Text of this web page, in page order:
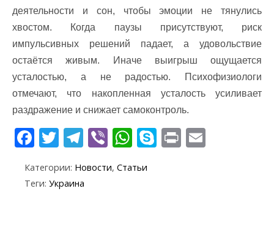
деятельности и сон, чтобы эмоции не тянулись
хвостом. Когда паузы присутствуют, риск
импульсивных решений падает, а удовольствие
остаётся живым. Иначе выигрыш ощущается
усталостью, а не радостью. Психофизиологи
отмечают, что накопленная усталость усиливает
раздражение и снижает самоконтроль.
F
e
T
itt
er
T
e
Vi
er
W
at
S Pr
Категории: Новости, Статьи
Теги: Украина